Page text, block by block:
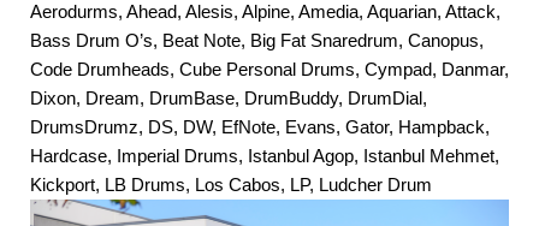
Aerodurms, Ahead, Alesis, Alpine, Amedia, Aquarian, Attack,
Bass Drum O’s, Beat Note, Big Fat Snaredrum, Canopus,
Code Drumheads, Cube Personal Drums, Cympad, Danmar,
Dixon, Dream, DrumBase, DrumBuddy, DrumDial,
DrumsDrumz, DS, DW, EfNote, Evans, Gator, Hampback,
Hardcase, Imperial Drums, Istanbul Agop, Istanbul Mehmet,
Kickport, LB Drums, Los Cabos, LP, Ludcher Drum